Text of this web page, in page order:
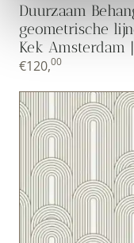
Duurzaam
geometrische
Kek Amsterdam
€120,00